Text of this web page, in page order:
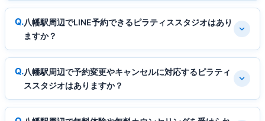
八幡駅周辺でLINE予約できるピラティススタジオはあり
ますか？
八幡駅周辺で予約変更やキャンセルに対応するピラティ
ススタジオはありますか？